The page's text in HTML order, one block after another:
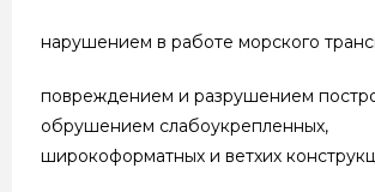
нарушением в работе морского
повреждением и разрушением
обрушением слабоукрепленных,
широкоформатных и ветхих